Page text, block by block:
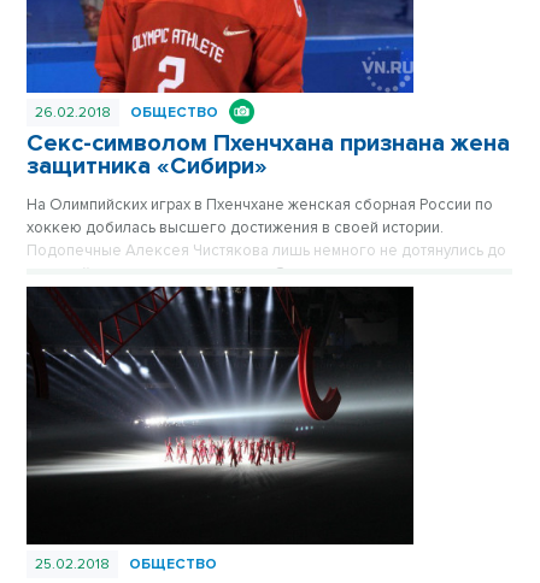
26.02.2018 ОБЩЕСТВО
Секс-символом Пхенчхана признана жена
защитника «Сибири»
На Олимпийских играх в Пхенчхане женская сборная России по
хоккею добилась высшего достижения в своей истории.
Подопечные Алексея Чистякова лишь немного не дотянулись до
медалей, заняв четвертое место. Одним из самых ярких игроков
турнира стала Ангелина Гончаренко, супруга защитника «Сибири»
Андрея Ермакова. По внешности – уж точно. Наши болельщики
присвоили своей обаятельной соотечественнице негласное
звание хоккейной королевы красоты.
25.02.2018 ОБЩЕСТВО